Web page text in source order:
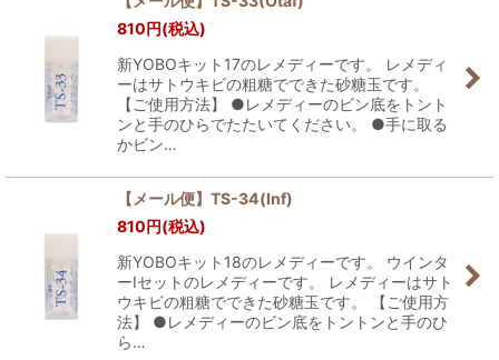
810円(税込)
新YOBOキット17のレメディーです。 レメディ
ーはサトウキビの粗糖でできた砂糖玉です。
【ご使用方法】 ●レメディーのビン底をトント
ンと手のひらでたたいてください。 ●手に取る
かビン…
【メール便】TS-34(Inf)
810円(税込)
新YOBOキット18のレメディーです。 ウインタ
ーIセットのレメディーです。 レメディーはサト
ウキビの粗糖でできた砂糖玉です。 【ご使用方
法】 ●レメディーのビン底をトントンと手のひ
ら…